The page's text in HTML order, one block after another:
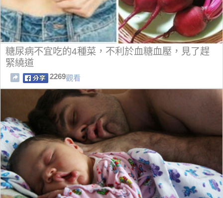
糖尿病不宜吃的4種菜，不利於血糖血壓，見了趕
緊繞道
2269觀看